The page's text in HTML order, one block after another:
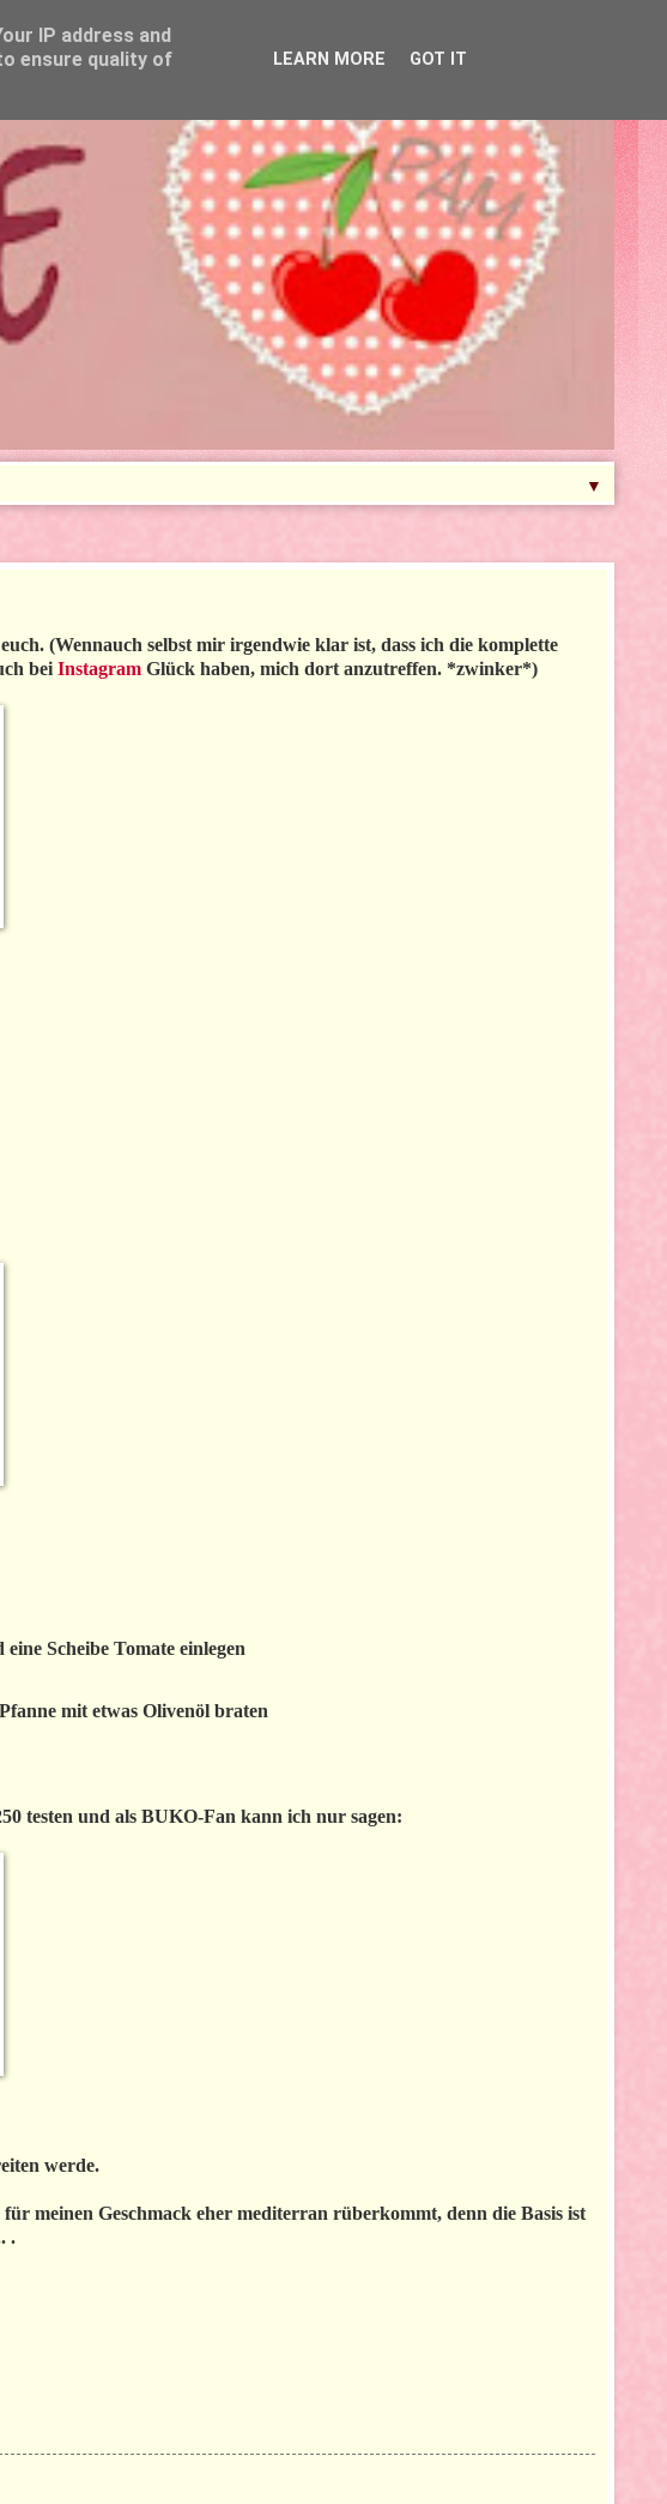
▼
(Wennauch selbst mir irgendwie klar ist, dass ich die komplette
bei Instagram Glück haben, mich dort anzutreffen. *zwinker*)
Scheibe Tomate einlegen
mit etwas Olivenöl braten
testen und als BUKO-Fan kann ich nur sagen:
werde.
meinen Geschmack eher mediterran rüberkommt, denn die Basis ist
.
IP address and
ensure quality of
LEARN MORE GOT IT